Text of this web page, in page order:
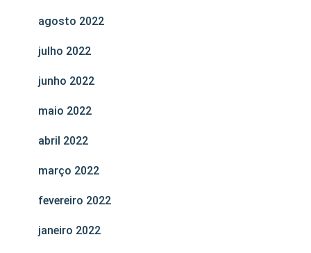
agosto 2022
julho 2022
junho 2022
maio 2022
abril 2022
março 2022
fevereiro 2022
janeiro 2022